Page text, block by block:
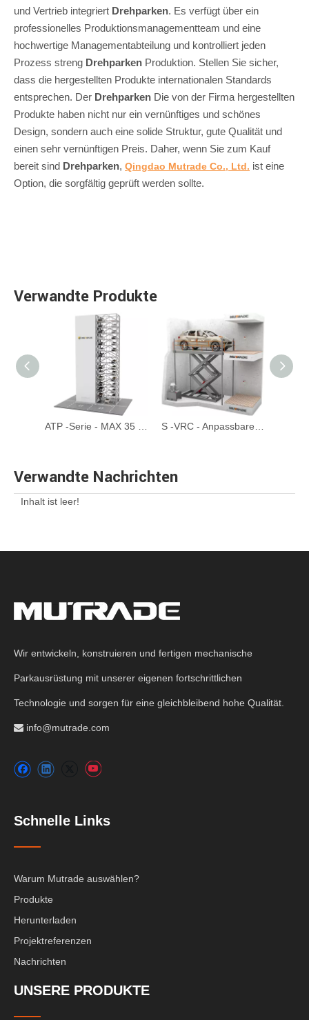
und Vertrieb integriert Drehparken. Es verfügt über ein
professionelles Produktionsmanagementteam und eine
hochwertige Managementabteilung und kontrolliert jeden
Prozess streng Drehparken Produktion. Stellen Sie sicher,
dass die hergestellten Produkte internationalen Standards
entsprechen. Der Drehparken Die von der Firma hergestellten
Produkte haben nicht nur ein vernünftiges und schönes
Design, sondern auch eine solide Struktur, gute Qualität und
einen sehr vernünftigen Preis. Daher, wenn Sie zum Kauf
bereit sind Drehparken, Qingdao Mutrade Co., Ltd. ist eine
Option, die sorgfältig geprüft werden sollte.
Verwandte Produkte
Verwandte Nachrichten
Inhalt ist leer!
Wir entwickeln, konstruieren und fertigen mechanische
Parkausrüstung mit unserer eigenen fortschrittlichen
Technologie und sorgen für eine gleichbleibend hohe Qualität.
 info@mutrade.com
Schnelle Links
Warum Mutrade auswählen?
Produkte
Herunterladen
Projektreferenzen
Nachrichten
UNSERE PRODUKTE